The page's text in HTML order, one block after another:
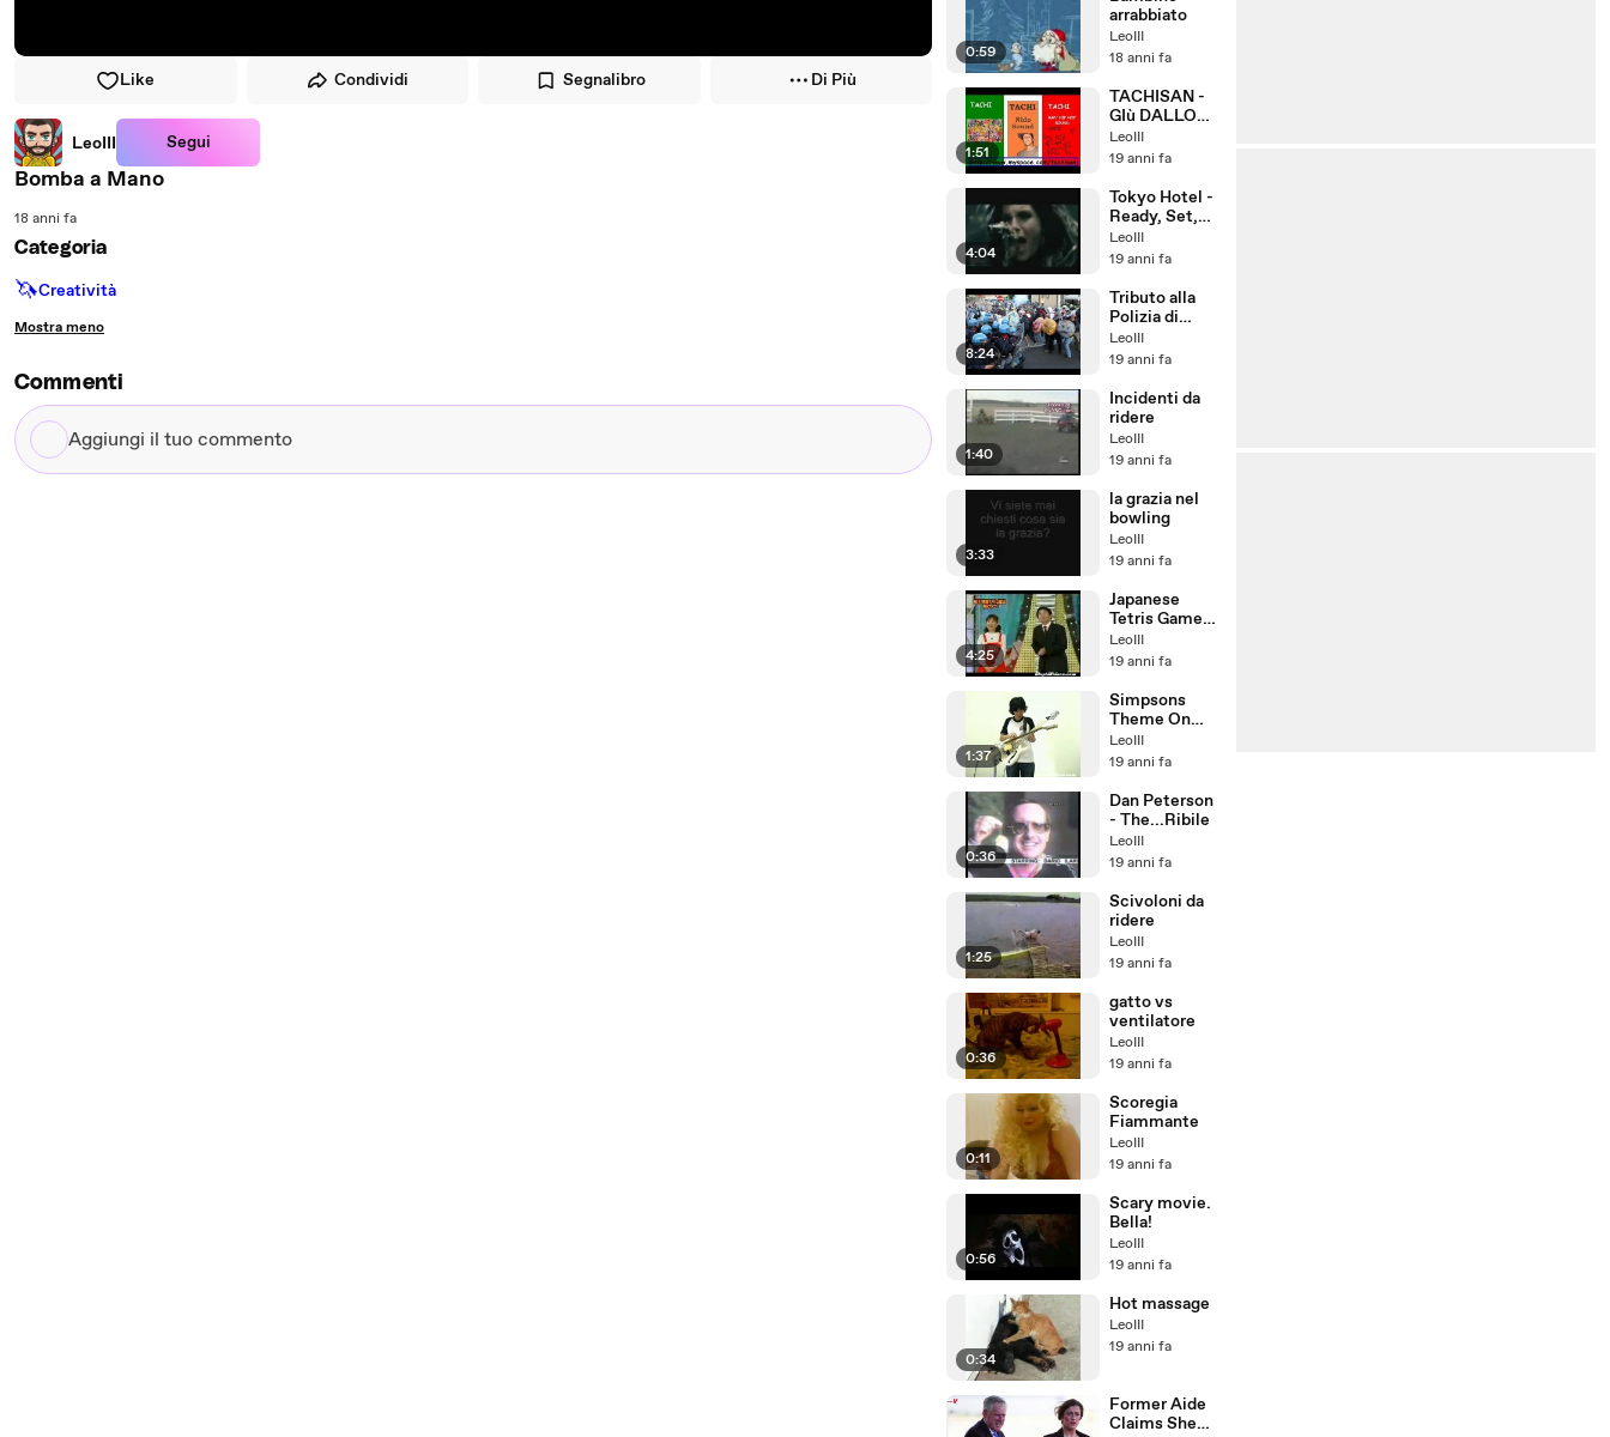
Like Condividi Segnalibro Di Più
LeoIII Segui
Bomba a Mano
18 anni fa
Categoria
🦄Creatività
Mostra meno
Commenti
Aggiungi
il
0:59
arrabbiato
LeoIII
18 anni fa
1:51
TACHISAN -
GIù DALLO
SCAFFALE
LeoIII
19 anni fa
4:04
Tokyo Hotel -
Ready, Set,
Go!
LeoIII
19 anni fa
8:24
Tributo alla
Polizia di
Stato
LeoIII
19 anni fa
1:40
Incidenti da
ridere
LeoIII
19 anni fa
3:33
la grazia nel
bowling
LeoIII
19 anni fa
4:25
Japanese
Tetris Game
Show
LeoIII
19 anni fa
1:37
Simpsons
Theme On
Two Guitars
LeoIII
19 anni fa
0:36
Dan Peterson
- The...Ribile
LeoIII
19 anni fa
1:25
Scivoloni da
ridere
LeoIII
19 anni fa
0:36
gatto vs
ventilatore
LeoIII
19 anni fa
0:11
Scoregia
Fiammante
LeoIII
19 anni fa
0:56
Scary movie.
Bella!
LeoIII
19 anni fa
0:34
Hot massage
LeoIII
19 anni fa
Former Aide
Claims She